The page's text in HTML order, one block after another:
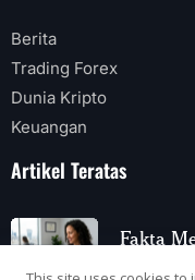
Berita
Trading Forex
Dunia Kripto
Keuangan
Artikel Teratas
Fakta
2